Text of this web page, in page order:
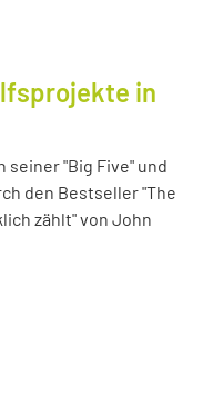
in
"Big Five" und
den Bestseller "The
zählt" von John